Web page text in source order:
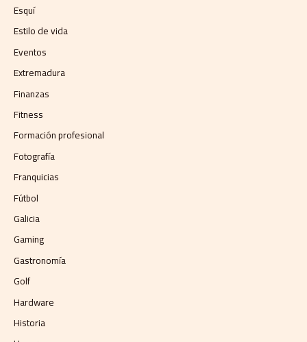
Esquí
Estilo de vida
Eventos
Extremadura
Finanzas
Fitness
Formación profesional
Fotografía
Franquicias
Fútbol
Galicia
Gaming
Gastronomía
Golf
Hardware
Historia